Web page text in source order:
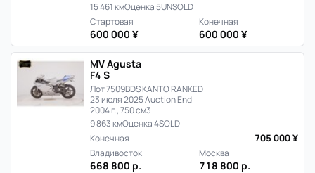
15 461 кмОценка 5UNSOLD
Стартовая
600 000 ¥
Конечная
600 000 ¥
MV Agusta
F4 S
Лот 7509BDS KANTO RANKED
23 июля 2025 Auction End
2004 г., 750 см3
9 863 кмОценка 4SOLD
Конечная
705 000 ¥
Владивосток
668 800 р.
Москва
718 800 р.